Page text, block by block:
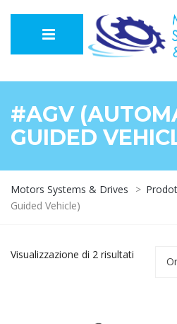
#AGV
GUIDED
Motors Systems & Drives >
Guided Vehicle)
Visualizzazione di 2 risultati